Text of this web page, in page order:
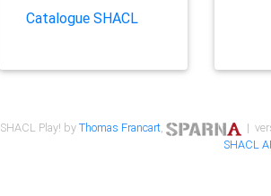
Catalogue SHACL
SHACL Play! byThomas Francart,
|
SHACL